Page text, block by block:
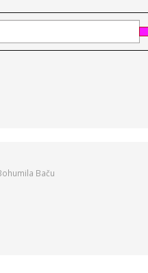
Baču